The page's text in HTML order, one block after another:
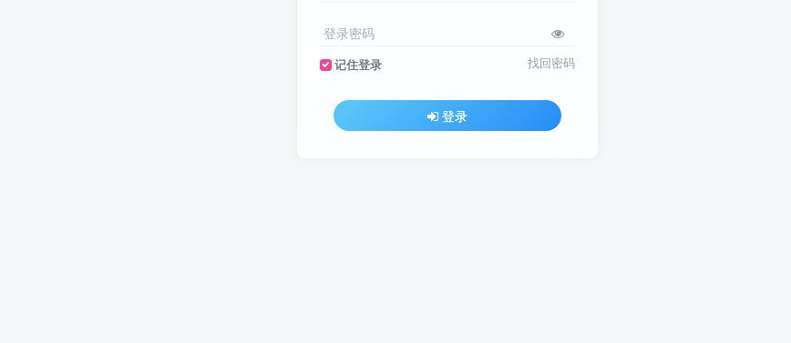
登录密码
记住登录 找回密码
登录